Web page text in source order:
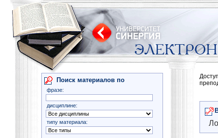
Поиск материалов по
фразе:
дисциплине:
типу материала: